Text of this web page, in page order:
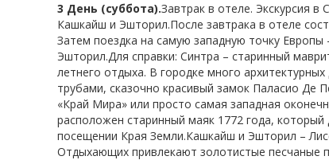
3 День (суббота).Завтрак в отеле. Экскурсия
Кашкайш и Эшторил.После завтрака в отеле
Затем поездка на самую западную точку
Эшторил.Для справки: Синтра – старинный
летнего отдыха. В городке много
трубами, сказочно красивый замок Паласио Де
«Край Мира» или просто самая западная
расположен старинный маяк 1772 года,
посещении Края Земли.Кашкайш и Эшторил –
Отдыхающих привлекают золотистые песчаные